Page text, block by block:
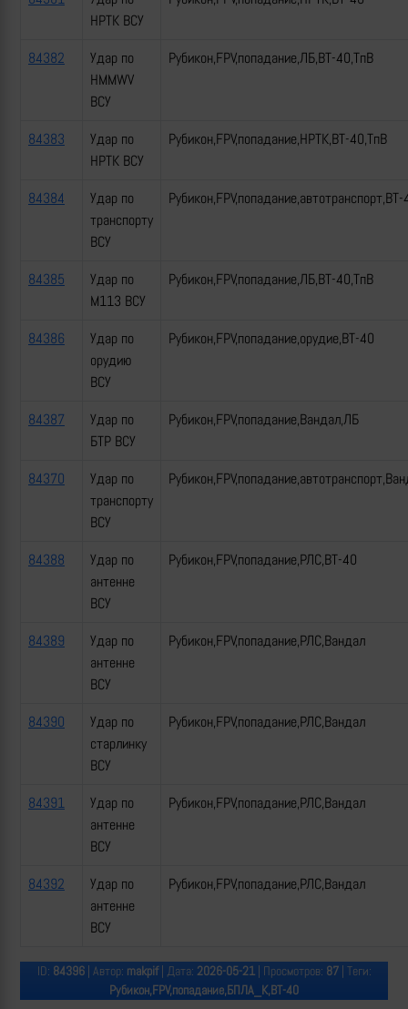
НРТК ВСУ
84382
Удар по
HMMWV
ВСУ
Рубикон,FPV,попадание,ЛБ,ВТ-40,ТпВ
84383
Удар по
НРТК ВСУ
Рубикон,FPV,попадание,НРТК,ВТ-40,ТпВ
84384
Удар по
транспорту
ВСУ
84385
Удар по
М113 ВСУ
Рубикон,FPV,попадание,ЛБ,ВТ-40,ТпВ
84386
Удар по
орудию
ВСУ
Рубикон,FPV,попадание,орудие,ВТ-40
84387
Удар по
БТР ВСУ
Рубикон,FPV,попадание,Вандал,ЛБ
84370
Удар по
транспорту
ВСУ
84388
Удар по
антенне
ВСУ
Рубикон,FPV,попадание,РЛС,ВТ-40
84389
Удар по
антенне
ВСУ
Рубикон,FPV,попадание,РЛС,Вандал
84390
Удар по
старлинку
ВСУ
Рубикон,FPV,попадание,РЛС,Вандал
84391
Удар по
антенне
ВСУ
Рубикон,FPV,попадание,РЛС,Вандал
84392
Удар по
антенне
ВСУ
Рубикон,FPV,попадание,РЛС,Вандал
ID: 84396| Автор: makpif| Дата: 2026-05-21| Просмотров: 87| Теги:
Рубикон,FPV,попадание,БПЛА_К,ВТ-40